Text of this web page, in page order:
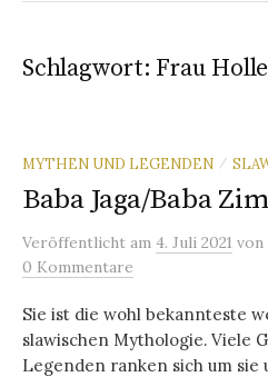
Schlagwort: Frau Holle
MYTHEN UND LEGENDEN /
Baba Jaga/Baba
Veröffentlicht am 4. Juli 2021 von
0 Kommentare
Sie ist die wohl bekannteste
slawischen Mythologie. Viele
Legenden ranken sich um sie